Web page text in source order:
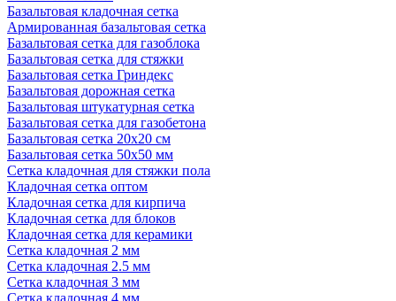
Базальтовая кладочная сетка
Армированная базальтовая сетка
Базальтовая сетка для газоблока
Базальтовая сетка для стяжки
Базальтовая сетка Гриндекс
Базальтовая дорожная сетка
Базальтовая штукатурная сетка
Базальтовая сетка для газобетона
Базальтовая сетка 20x20 см
Базальтовая сетка 50x50 мм
Сетка кладочная для стяжки пола
Кладочная сетка оптом
Кладочная сетка для кирпича
Кладочная сетка для блоков
Кладочная сетка для керамики
Сетка кладочная 2 мм
Сетка кладочная 2.5 мм
Сетка кладочная 3 мм
Сетка кладочная 4 мм